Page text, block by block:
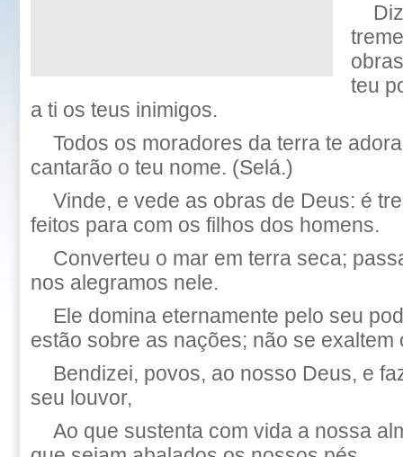
teu
a ti os teus inimigos.
Todos os moradores da terra te
cantarão o teu nome. (Selá.)
Vinde, e vede as obras de Deus: é
feitos para com os filhos dos homens.
Converteu o mar em terra seca;
nos alegramos nele.
Ele domina eternamente pelo seu
estão sobre as nações; não se exaltem
Bendizei, povos, ao nosso Deus, e
seu louvor,
Ao que sustenta com vida a nossa